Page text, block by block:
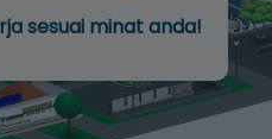
sesuai minat anda!